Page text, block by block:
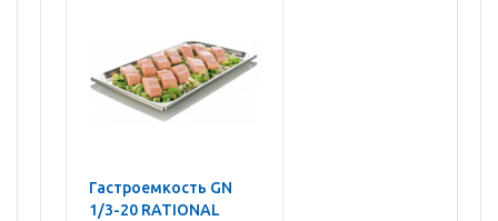
Гастроемкость GN
1/3-20 RATIONAL